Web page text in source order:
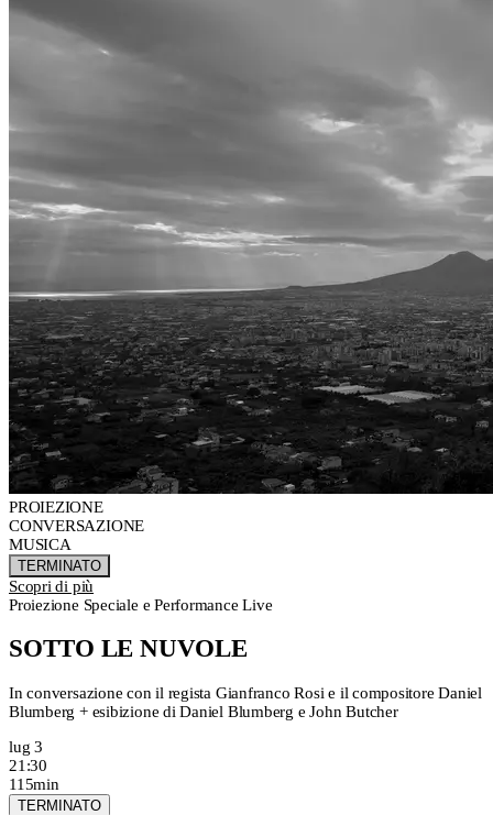
PROIEZIONE
CONVERSAZIONE
MUSICA
TERMINATO
Scopri di più
Proiezione Speciale e Performance Live
SOTTO LE NUVOLE
In conversazione con il regista Gianfranco Rosi e il compositore Daniel
Blumberg + esibizione di Daniel Blumberg e John Butcher
lug 3
21:30
115min
TERMINATO